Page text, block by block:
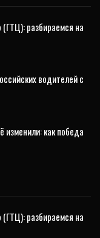
разбираемся на
водителей с
изменили: как победа
разбираемся на